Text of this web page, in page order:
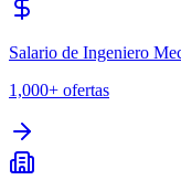
Salario de Ingeniero
1,000+ ofertas